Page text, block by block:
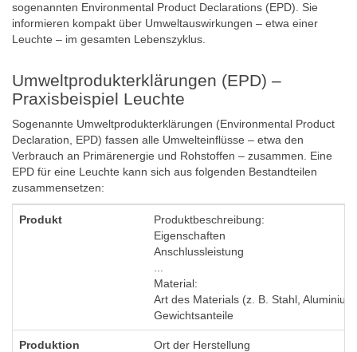
sogenannten Environmental Product Declarations (EPD). Sie
informieren kompakt über Umweltauswirkungen – etwa einer
Leuchte – im gesamten Lebenszyklus.
Umweltprodukterklärungen (EPD) –
Praxisbeispiel Leuchte
Sogenannte Umweltprodukterklärungen (Environmental Product
Declaration, EPD) fassen alle Umwelteinflüsse – etwa den
Verbrauch an Primärenergie und Rohstoffen – zusammen. Eine
EPD für eine Leuchte kann sich aus folgenden Bestandteilen
zusammensetzen:
Produkt
Produktbeschreibung:
Eigenschaften
Anschlussleistung
Material:
Art des Materials (z. B. Stahl,
Gewichtsanteile
Produktion
Ort der Herstellung